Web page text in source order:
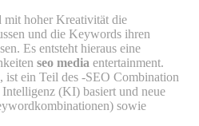
hoher Kreativität die
und die Keywords ihren
Es entsteht hieraus eine
seo media entertainment.
ist ein Teil des -SEO Combination
(KI) basiert und neue
sowie